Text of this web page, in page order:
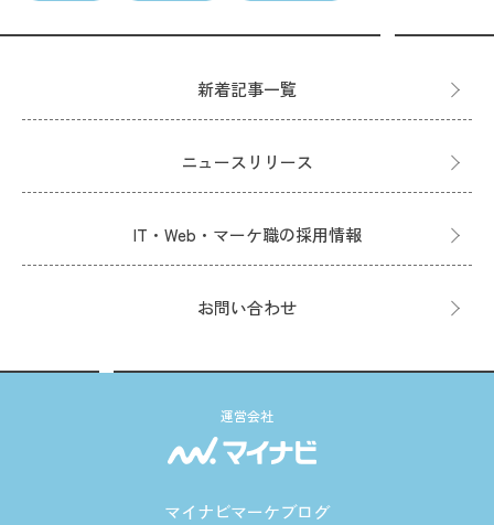
新着記事一覧
ニュースリリース
IT・Web・マーケ職の採用情報
お問い合わせ
運営会社
マイナビマーケブログ